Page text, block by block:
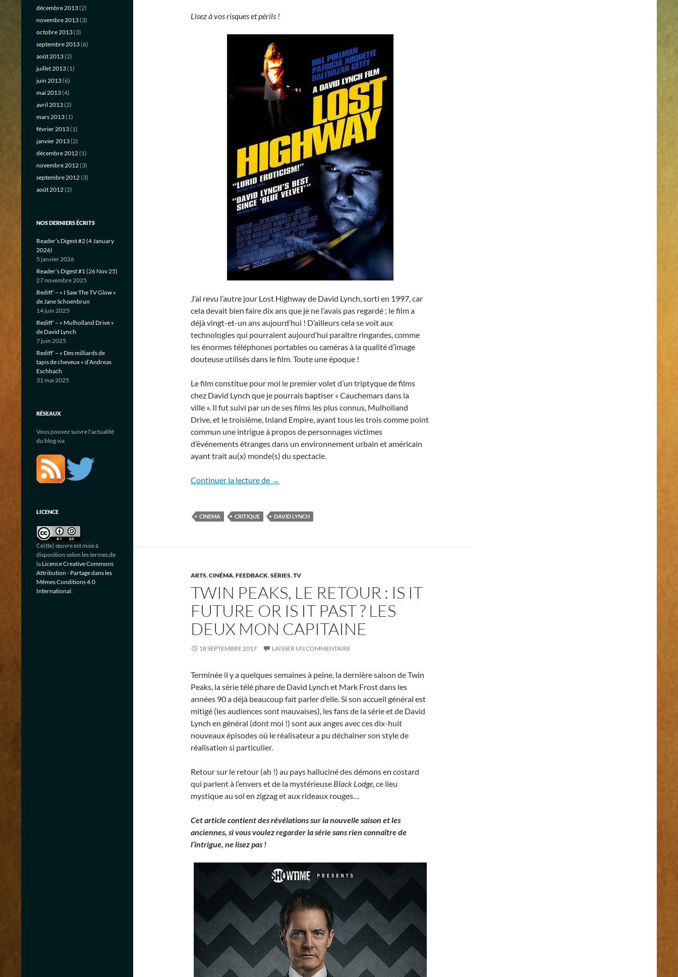
Lisez à vos risques et périls !
J’ai revu l’autre jour Lost Highway de David Lynch, sorti en 1997, car
cela devait bien faire dix ans que je ne l’avais pas regardé ; le film a
déjà vingt-et-un ans aujourd’hui ! D’ailleurs cela se voit aux
technologies qui pourraient aujourd’hui paraître ringardes, comme
les énormes téléphones portables ou caméras à la qualité d’image
douteuse utilisés dans le film. Toute une époque !
Le film constitue pour moi le premier volet d’un triptyque de films
chez David Lynch que je pourrais baptiser « Cauchemars dans la
ville ». Il fut suivi par un de ses films les plus connus, Mulholland
Drive, et le troisième, Inland Empire, ayant tous les trois comme point
commun une intrigue à propos de personnages victimes
d’événements étranges dans un environnement urbain et américain
ayant trait au(x) monde(s) du spectacle.
Continuer la lecture de Cinéma : Lost Highway, un Faust moderne
→
CINEMA CRITIQUE DAVID LYNCH
ARTS,CINÉMA,FEEDBACK,SÉRIES,TV
TWIN PEAKS, LE RETOUR : IS IT
FUTURE OR IS IT PAST ? LES
DEUX MON CAPITAINE
18 SEPTEMBRE 2017 LAISSER UN COMMENTAIRE
Terminée il y a quelques semaines à peine, la dernière saison de Twin
Peaks, la série télé phare de David Lynch et Mark Frost dans les
années 90 a déjà beaucoup fait parler d’elle. Si son accueil général est
mitigé (les audiences sont mauvaises), les fans de la série et de David
Lynch en général (dont moi !) sont aux anges avec ces dix-huit
nouveaux épisodes où le réalisateur a pu déchaîner son style de
réalisation si particulier.
Retour sur le retour (ah !) au pays halluciné des démons en costard
qui parlent à l’envers et de la mystérieuse Black Lodge, ce lieu
mystique au sol en zigzag et aux rideaux rouges…
Cet article contient des révélations sur la nouvelle saison et les
anciennes, si vous voulez regarder la série sans rien connaître de
l’intrigue, ne lisez pas !
décembre 2013(2)
novembre 2013(3)
octobre 2013(3)
septembre 2013(6)
août 2013(2)
juillet 2013(1)
juin 2013(6)
mai 2013(4)
avril 2013(2)
mars 2013(1)
février 2013(1)
janvier 2013(2)
décembre 2012(1)
novembre 2012(3)
septembre 2012(3)
août 2012(2)
NOS DERNIERS ÉCRITS
Reader’s Digest #2 (4 January
2026)
5 janvier 2026
Reader’s Digest #1 (26 Nov 25)
27 novembre 2025
Rediff’ – « I Saw The TV Glow »
de Jane Schoenbrun
14 juin 2025
Rediff’ – « Mulholland Drive »
de David Lynch
7 juin 2025
Rediff’ – « Des milliards de
tapis de cheveux » d’Andreas
Eschbach
31 mai 2025
RÉSEAUX
Vous pouvez suivre l'actualité
du blog via
LICENCE
Ce(tte) œuvre est mise à
disposition selon les termes de
la Licence Creative Commons
Attribution - Partage dans les
Mêmes Conditions 4.0
International.